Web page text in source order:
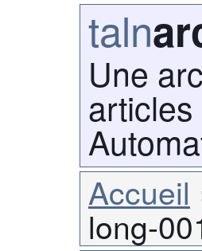
taln
Une
Accueil
long-